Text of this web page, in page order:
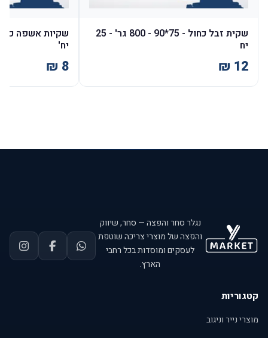
שקית זבל כחול - 75*90 - 800 גר' - 25
יח
יח'
נגלר סחר והפצה — סחר, שיווק
והפצה של מוצרי צריכה שוטפת
לעסקים ומוסדות בכל רחבי
הארץ.
קטגוריות
מוצרי נייר וניגוב